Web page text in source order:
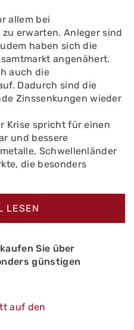
allem bei
zu erwarten. Anleger sind
haben sich die
angenähert.
auch die
Dadurch sind die
Zinssenkungen wieder
Krise spricht für einen
und bessere
Schwellenländer
die besonders
LESEN
kaufen Sie über
günstigen
auf den